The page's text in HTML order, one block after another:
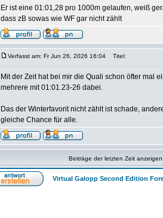
Er ist eine 01:01,28 pro 1000m gelaufen, weiß
dass zB sowas wie WF gar nicht zählt
Verfasst am: Fr Jun 26, 2026 16:04 Titel:
Mit der Zeit hat bei mir die Quali schon öfter mal
mehrere mit 01:01.23-26 dabei.
Das der Winterfavorit nicht zählt ist schade,
gleiche Chance für alle.
Beiträge der letzten Zeit
Virtual Galopp Second Edition